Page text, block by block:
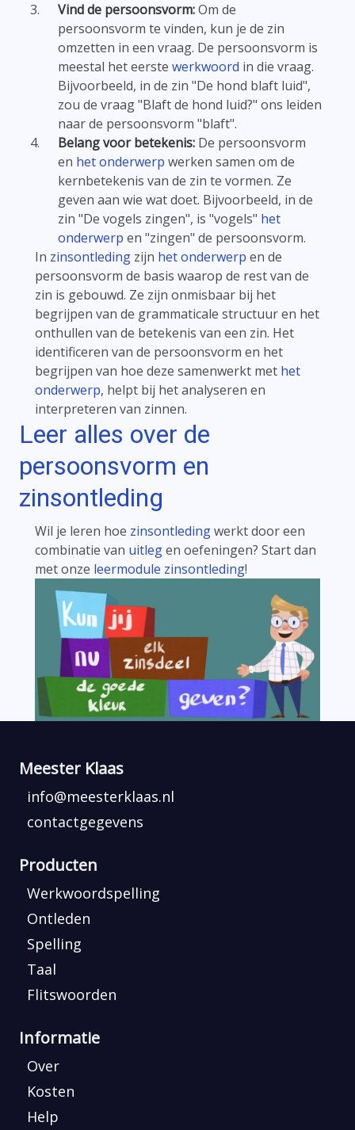
Vind de persoonsvorm:Om de
persoonsvorm te vinden, kun je de zin
omzetten in een vraag. De persoonsvorm is
meestal het eerste werkwoord in die vraag.
Bijvoorbeeld, in de zin "De hond blaft luid",
zou de vraag "Blaft de hond luid?" ons leiden
naar de persoonsvorm "blaft".
Belang voor betekenis:De persoonsvorm
en het onderwerp werken samen om de
kernbetekenis van de zin te vormen. Ze
geven aan wie wat doet. Bijvoorbeeld, in de
zin "De vogels zingen", is "vogels" het
onderwerp en "zingen" de persoonsvorm.
In zinsontleding zijn het onderwerp en de
persoonsvorm de basis waarop de rest van de
zin is gebouwd. Ze zijn onmisbaar bij het
begrijpen van de grammaticale structuur en het
onthullen van de betekenis van een zin. Het
identificeren van de persoonsvorm en het
begrijpen van hoe deze samenwerkt met het
onderwerp, helpt bij het analyseren en
interpreteren van zinnen.
Leer alles over de
persoonsvorm en
zinsontleding
Wil je leren hoe zinsontledingwerkt door een
combinatie van uitlegen oefeningen? Start dan
met onze leermodule zinsontleding!
Meester Klaas
info@meesterklaas.nl
contactgegevens
Producten
Werkwoordspelling
Ontleden
Spelling
Taal
Flitswoorden
Informatie
Over
Kosten
Help